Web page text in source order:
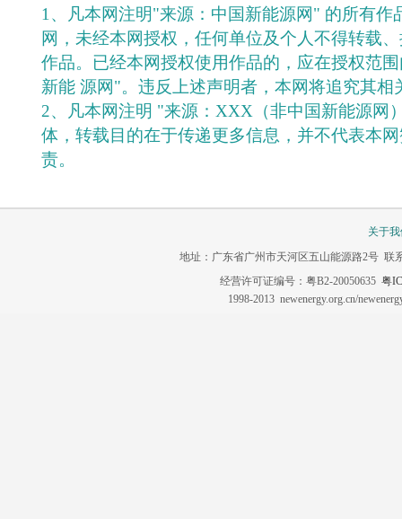
1、凡本网注明"来源：中国新能源网" 的所有作
网，未经本网授权，任何单位及个人不得转载
作品。已经本网授权使用作品的，应在授权范
新能 源网"。违反上述声明者，本网将追究其相
2、凡本网注明 "来源：XXX（非中国新能源网
体，转载目的在于传递更多信息，并不代表本
责。
关于
地址：广东省广州市天河区五山能源路2号 联
经营许可证编号：粤B2-20050635 粤
1998-2013 newenergy.org.cn/